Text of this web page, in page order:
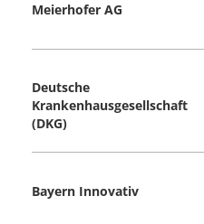
Meierhofer AG
Deutsche
Krankenhausgesellschaft
(DKG)
Bayern Innovativ